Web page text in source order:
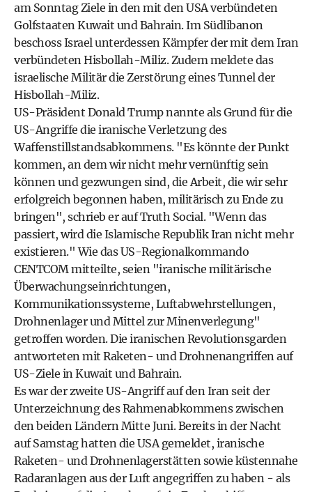
am Sonntag Ziele in den mit den USA verbündeten
Golfstaaten Kuwait und Bahrain. Im Südlibanon
beschoss Israel unterdessen Kämpfer der mit dem Iran
verbündeten Hisbollah-Miliz. Zudem meldete das
israelische Militär die Zerstörung eines Tunnel der
Hisbollah-Miliz.
US-Präsident Donald Trump nannte als Grund für die
US-Angriffe die iranische Verletzung des
Waffenstillstandsabkommens. "Es könnte der Punkt
kommen, an dem wir nicht mehr vernünftig sein
können und gezwungen sind, die Arbeit, die wir sehr
erfolgreich begonnen haben, militärisch zu Ende zu
bringen", schrieb er auf Truth Social. "Wenn das
passiert, wird die Islamische Republik Iran nicht mehr
existieren." Wie das US-Regionalkommando
CENTCOM mitteilte, seien "iranische militärische
Überwachungseinrichtungen,
Kommunikationssysteme, Luftabwehrstellungen,
Drohnenlager und Mittel zur Minenverlegung"
getroffen worden. Die iranischen Revolutionsgarden
antworteten mit Raketen- und Drohnenangriffen auf
US-Ziele in Kuwait und Bahrain.
Es war der zweite US-Angriff auf den Iran seit der
Unterzeichnung des Rahmenabkommens zwischen
den beiden Ländern Mitte Juni. Bereits in der Nacht
auf Samstag hatten die USA gemeldet, iranische
Raketen- und Drohnenlagerstätten sowie küstennahe
Radaranlagen aus der Luft angegriffen zu haben - als